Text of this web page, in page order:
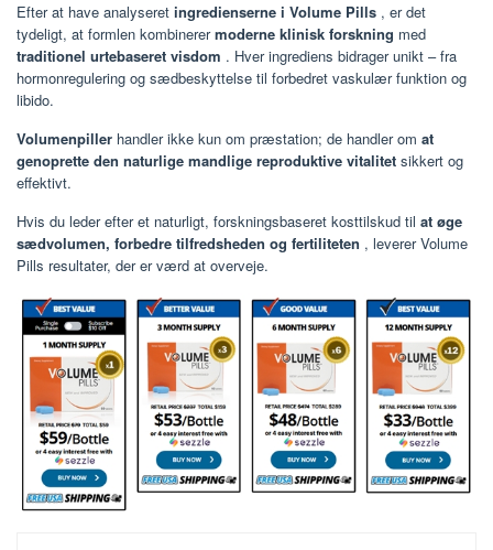
Efter at have analyseret ingredienserne i Volume Pills , er det
tydeligt, at formlen kombinerermoderne klinisk forskning med
traditionel urtebaseret visdom . Hver ingrediens bidrager unikt – fra
hormonregulering og sædbeskyttelse til forbedret vaskulær funktion og
libido.
Volumenpiller handler ikke kun om præstation; de handler om at
genoprette den naturlige mandlige reproduktive vitalitet sikkert og
effektivt.
Hvis du leder efter et naturligt, forskningsbaseret kosttilskud til at øge
sædvolumen, forbedre tilfredsheden og fertiliteten , leverer Volume
Pills resultater, der er værd at overveje.